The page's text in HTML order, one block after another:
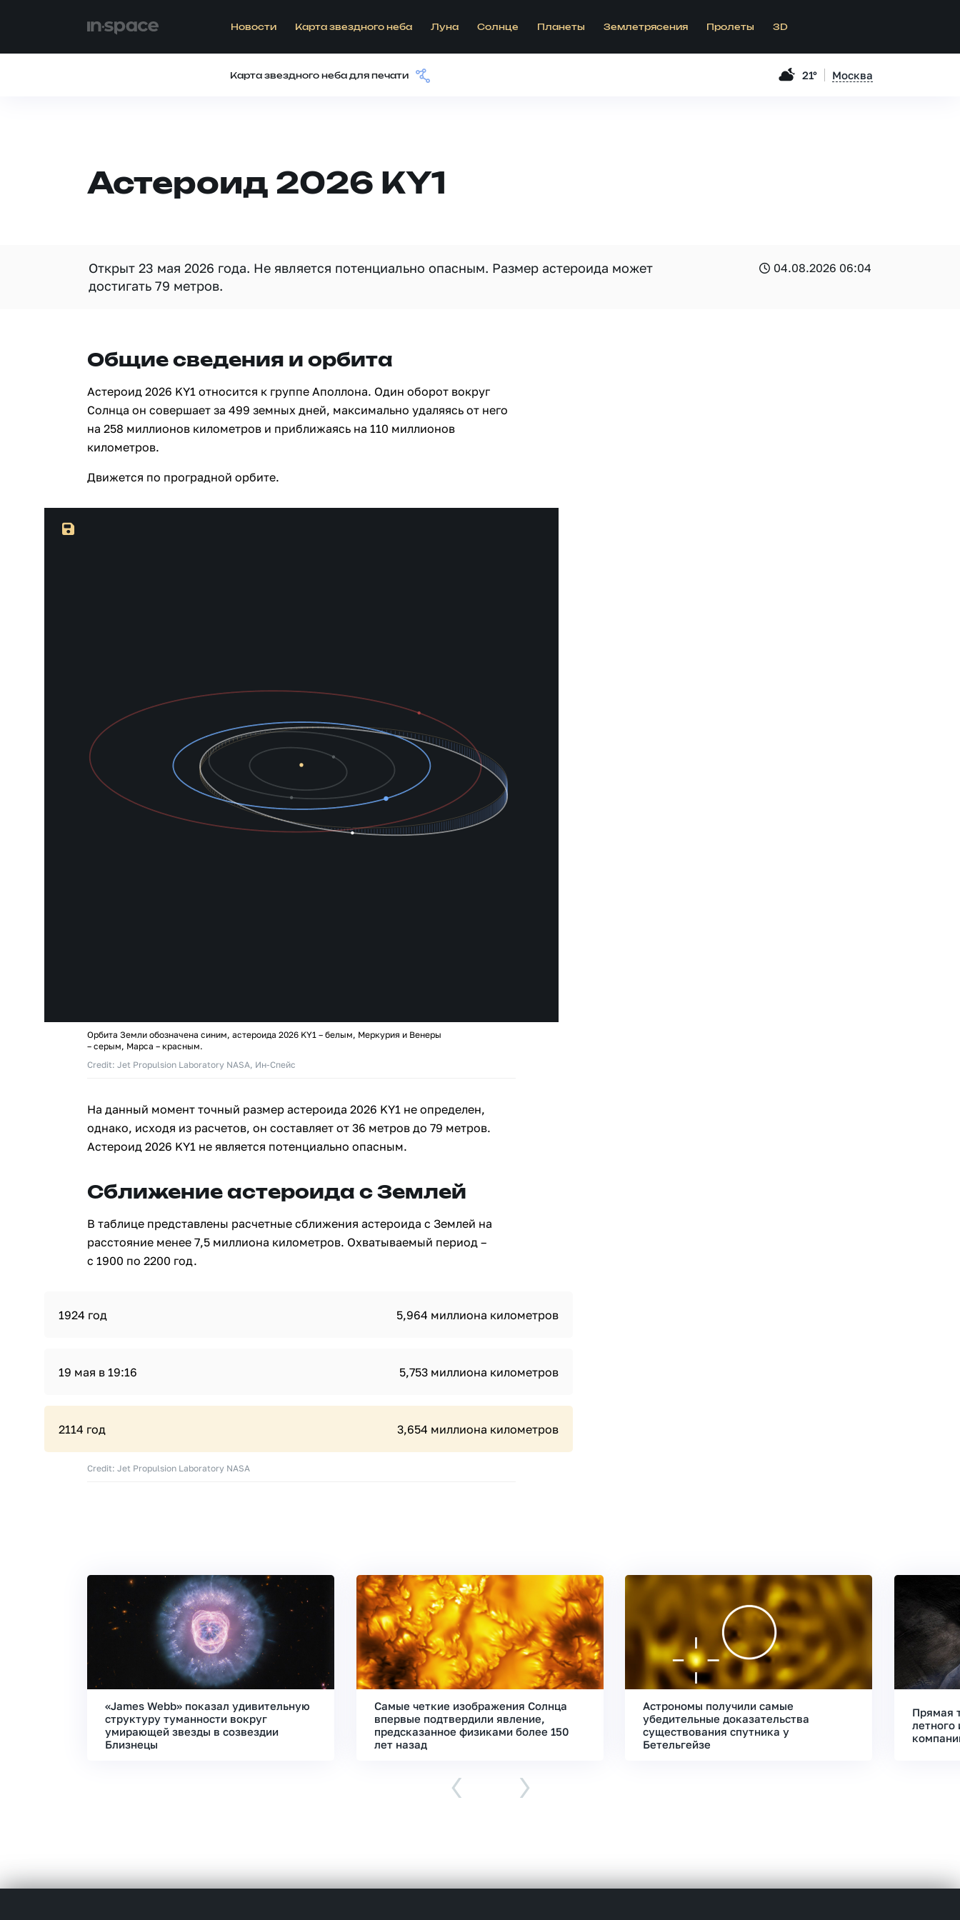
Новости Карта звездного неба Луна Солнце Планеты Землетрясения Пролеты 3D
Карта звездного неба для печати 21° Москва
Астероид 2026 KY1
Открыт 23 мая 2026 года. Не является потенциально опасным. Размер астероида может
достигать 79 метров.
04.08.2026 06:04
Общие сведения и орбита
Астероид 2026 KY1 относится к группе Аполлона. Один оборот вокруг
Солнца он совершает за 499 земных дней, максимально удаляясь от него
на 258 миллионов километров и приближаясь на 110 миллионов
километров.
Движется по проградной орбите.
Орбита Земли обозначена синим, астероида 2026 KY1 – белым, Меркурия и Венеры
– серым, Марса – красным.
Credit: Jet Propulsion Laboratory NASA, Ин-Спейс
На данный момент точный размер астероида 2026 KY1 не определен,
однако, исходя из расчетов, он составляет от 36 метров до 79 метров.
Астероид 2026 KY1 не является потенциально опасным.
Сближение астероида с Землей
В таблице представлены расчетные сближения астероида с Землей на
расстояние менее 7,5 миллиона километров. Охватываемый период –
с 1900 по 2200 год.
1924 год 5,964 миллиона километров
19 мая в 19:16 5,753 миллиона километров
2114 год 3,654 миллиона километров
Credit: Jet Propulsion Laboratory NASA
«James Webb» показал удивительную
структуру туманности вокруг
умирающей звезды в созвездии
Близнецы
Самые четкие изображения Солнца
впервые подтвердили явление,
предсказанное физиками более 150
лет назад
Астрономы получили самые
убедительные доказательства
существования спутника у
Бетельгейзе
Прямая
летного
‹ ›